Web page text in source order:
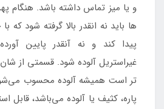
و یا میز تماس داشته باشد.
ها باید نه انقدر بالا گرفته شود که
پیدا کند و نه آنقدر پایین
غیراستریل آلوده شود. قسمتی از
تر است همیشه آلوده محسوب
پاره، کثیف یا آلوده می‌باشد، قابل